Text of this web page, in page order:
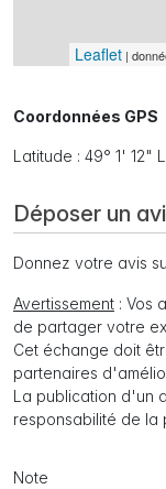
Leaflet |
Coordonnées GPS
Latitude : 49° 1' 12"
Déposer un
Donnez votre avis
Avertissement : Vos
de partager votre
Cet échange doit
partenaires
La publication d'un
responsabilité de la
Note